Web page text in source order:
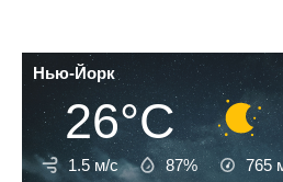
Нью-Йорк
26°C
1.5 м/с 87% 765